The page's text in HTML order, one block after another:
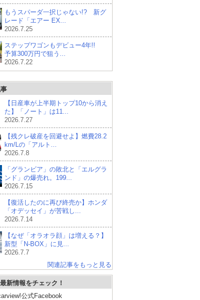
もうスパーダ一択じゃない!? 新グ
レード「エアー EX...
2026.7.25
ステップワゴンもデビュー4年!!
予算300万円で狙う...
2026.7.22
【日産車が上半期トップ10から消え
た】「ノート」は11...
2026.7.27
【残クレ破産を回避せよ】燃費28.2
km/Lの「アルト...
2026.7.8
「グランビア」の敗北と「エルグラ
ンド」の爆売れ。199...
2026.7.15
【復活したのに再び終売か】ホンダ
「オデッセイ」が苦戦し...
2026.7.14
【なぜ「オラオラ顔」は増える？】
新型「N-BOX」に見...
2026.7.7
関連記事をもっと見る
新情報をチェック！
公式Facebook